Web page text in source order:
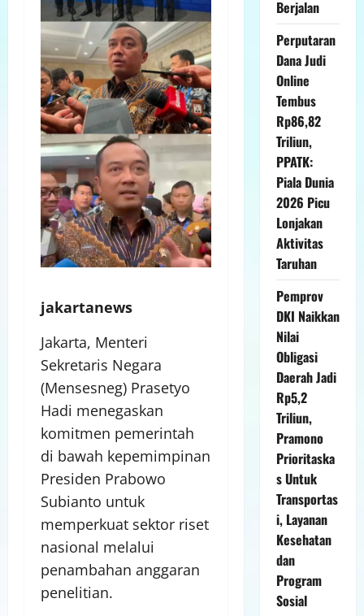
jakartanews
Jakarta, Menteri
Sekretaris Negara
(Mensesneg) Prasetyo
Hadi menegaskan
komitmen pemerintah
di bawah kepemimpinan
Presiden Prabowo
Subianto untuk
memperkuat sektor riset
nasional melalui
penambahan anggaran
penelitian.
Berjalan
Perputaran
Dana Judi
Online
Tembus
Rp86,82
Triliun,
PPATK:
Piala Dunia
2026 Picu
Lonjakan
Aktivitas
Taruhan
Pemprov
DKI Naikkan
Nilai
Obligasi
Daerah Jadi
Rp5,2
Triliun,
Pramono
Prioritaska
s Untuk
Transportas
i, Layanan
Kesehatan
dan
Program
Sosial